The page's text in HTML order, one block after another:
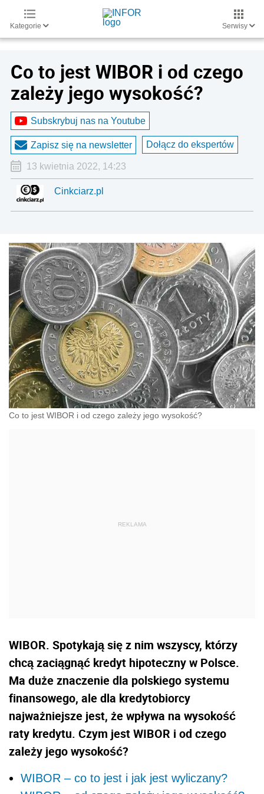
Kategorie Serwisy
Co to jest WIBOR i od czego
zależy jego wysokość?
Subskrybuj nas na Youtube
Zapisz się na newsletter Dołącz do ekspertów
13 kwietnia 2022, 14:23
Cinkciarz.pl
Co to jest WIBOR i od czego zależy jego wysokość?
WIBOR. Spotykają się z nim wszyscy, którzy
chcą zaciągnąć kredyt hipoteczny w Polsce.
Ma duże znaczenie dla polskiego systemu
finansowego, ale dla kredytobiorcy
najważniejsze jest, że wpływa na wysokość
raty kredytu. Czym jest WIBOR i od czego
zależy jego wysokość?
WIBOR – co to jest i jak jest wyliczany?